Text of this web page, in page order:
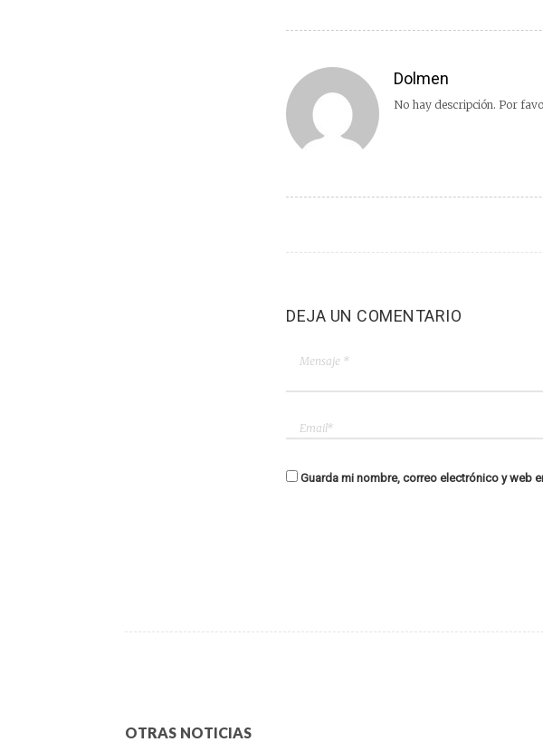
Dolmen
No hay descripción. Por
DEJA UN COMENTARIO
Guarda mi nombre, correo electrónico y web
OTRAS NOTICIAS